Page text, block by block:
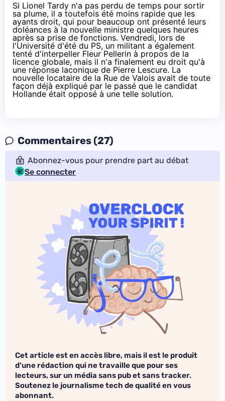
Si Lionel Tardy n'a pas perdu de temps pour sortir
sa plume, il a toutefois été moins rapide que les
ayants droit, qui pour beaucoup ont présenté leurs
doléances à la nouvelle ministre quelques heures
après sa prise de fonctions. Vendredi, lors de
l'Université d'été du PS, un militant a également
tenté d'interpeller Fleur Pellerin à propos de la
licence globale, mais il n'a finalement eu droit qu'à
une réponse laconique de Pierre Lescure. La
nouvelle locataire de la Rue de Valois avait de toute
façon déjà expliqué par le passé que le candidat
Hollande était opposé à une telle solution.
Commentaires (27)
Abonnez-vous pour prendre part au débat
Se connecter
Cet article est en accès libre, mais il est le produit
d'une rédaction qui ne travaille que pour ses
lecteurs, sur un média sans pub et sans tracker.
Soutenez le journalisme tech de qualité en vous
abonnant.